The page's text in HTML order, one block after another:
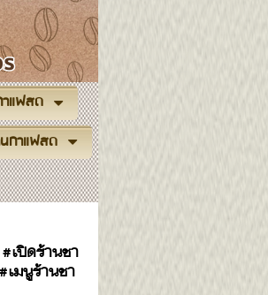
าแฟสด
กาแฟสด
เปิดร้านชา
มนูร้านชา